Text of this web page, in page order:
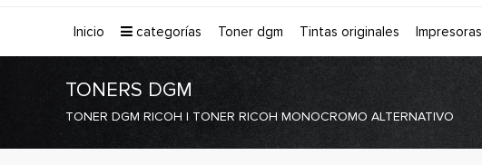
inicio categorías toner dgm tintas originales impresoras
TONERS DGM
TONER DGM RICOH | TONER RICOH MONOCROMO ALTERNATIVO